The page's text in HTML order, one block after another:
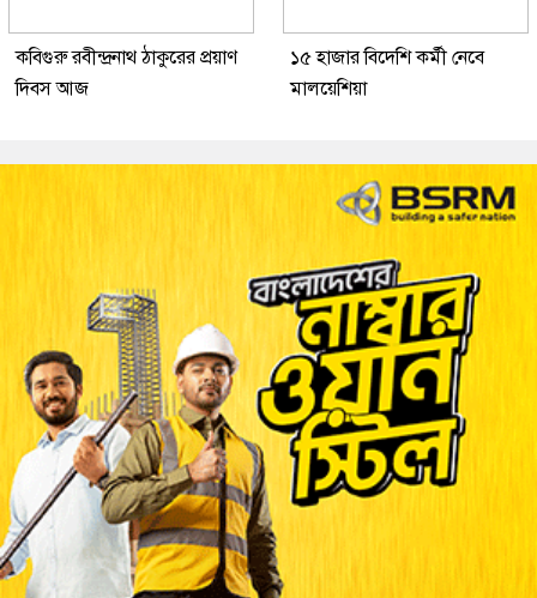
কবিগুরু রবীন্দ্রনাথ ঠাকুরের প্রয়াণ
দিবস আজ
১৫ হাজার বিদেশি কর্মী নেবে
মালয়েশিয়া